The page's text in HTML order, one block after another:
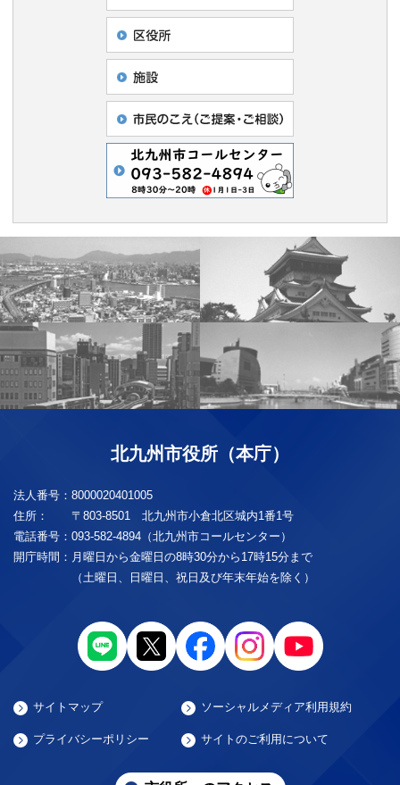
北九州市役所（本庁）
法人番号： 8000020401005
住所：
〒803-8501 北九州市小倉北区城内1番1号
電話番号： 093-582-4894（北九州市コールセンター）
開庁時間： 月曜日から金曜日の8時30分から17時15分まで
（土曜日、日曜日、祝日及び年末年始を除く）
サイトマップ ソーシャルメディア利用規約
プライバシーポリシー サイトのご利用について